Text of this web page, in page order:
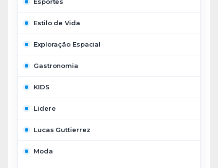
Estilo de Vida
Exploração Espacial
Gastronomia
KIDS
Lidere
Lucas Guttierrez
Moda